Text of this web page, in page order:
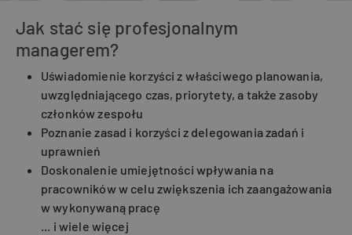
Jak stać się profesjonalnym
managerem?
Uświadomienie korzyści z właściwego planowania,
uwzględniającego czas, priorytety, a także zasoby
członków zespołu
Poznanie zasad i korzyści z delegowania zadań i
uprawnień
Doskonalenie umiejętności wpływania na
pracowników w celu zwiększenia ich zaangażowania
w wykonywaną pracę
... i wiele więcej